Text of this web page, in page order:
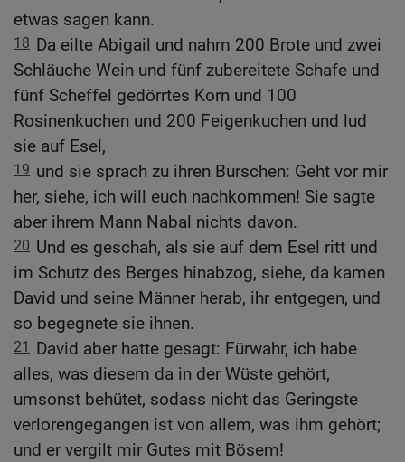
etwas sagen kann.
18 Da eilte Abigail und nahm 200 Brote und zwei
Schläuche Wein und fünf zubereitete Schafe und
fünf Scheffel gedörrtes Korn und 100
Rosinenkuchen und 200 Feigenkuchen und lud
sie auf Esel,
19 und sie sprach zu ihren Burschen: Geht vor mir
her, siehe, ich will euch nachkommen! Sie sagte
aber ihrem Mann Nabal nichts davon.
20 Und es geschah, als sie auf dem Esel ritt und
im Schutz des Berges hinabzog, siehe, da kamen
David und seine Männer herab, ihr entgegen, und
so begegnete sie ihnen.
21
David aber hatte gesagt: Fürwahr, ich habe
alles, was diesem da in der Wüste gehört,
umsonst behütet, sodass nicht das Geringste
verlorengegangen ist von allem, was ihm gehört;
und er vergilt mir Gutes mit Bösem!